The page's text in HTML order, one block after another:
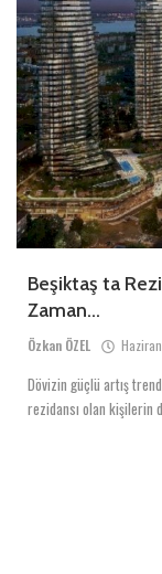
Beşiktaş ta
Zaman...
Özkan ÖZEL
Dövizin güçlü artış
rezidansı olan kişilerin